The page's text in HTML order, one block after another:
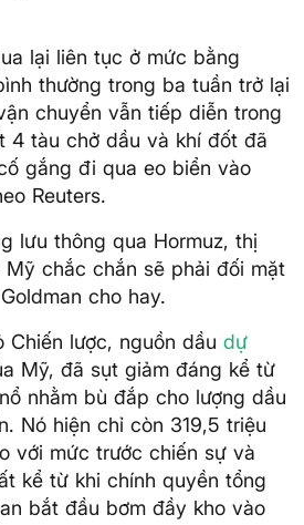
lại liên tục ở mức bằng
thường trong ba tuần trở lại
chuyển vẫn tiếp diễn trong
4 tàu chở dầu và khí đốt đã
gắng đi qua eo biển vào
Reuters.
lưu thông qua Hormuz, thị
chắc chắn sẽ phải đối mặt
cho hay.
Chiến lược, nguồn dầu dự
Mỹ, đã sụt giảm đáng kể từ
nhằm bù đắp cho lượng dầu
Nó hiện chỉ còn 319,5 triệu
với mức trước chiến sự và
kể từ khi chính quyền tổng
bắt đầu bơm đầy kho vào